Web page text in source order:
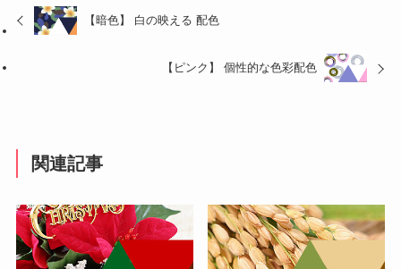
【暗色】 白の映える 配色
【ピンク】 個性的な色彩配色
関連記事